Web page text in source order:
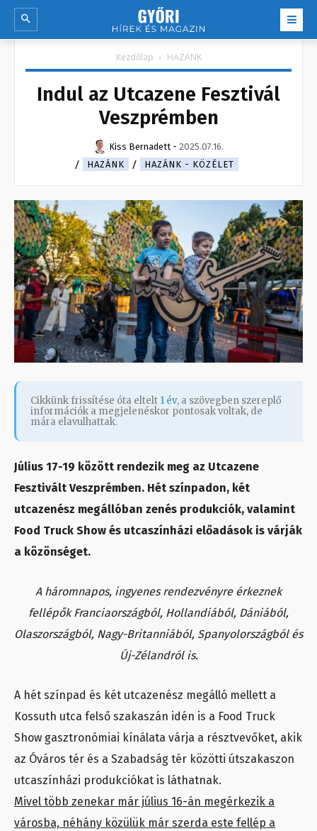
Kezdőlap HAZÁNK
Indul az Utcazene Fesztivál
Veszprémben
Kiss Bernadett - 2025.07.16.
HAZÁNK
HAZÁNK - KÖZÉLET
Cikkünk frissítése óta eltelt 1 év, a szövegben szereplő
információk a megjelenéskor pontosak voltak, de
mára elavulhattak.
Július 17-19 között rendezik meg az Utcazene
Fesztivált Veszprémben. Hét színpadon, két
utcazenész megállóban zenés produkciók, valamint
Food Truck Show és utcaszínházi előadások is várják
a közönséget.
A háromnapos, ingyenes rendezvényre érkeznek
fellépők Franciaországból, Hollandiából, Dániából,
Olaszországból, Nagy-Britanniából, Spanyolországból és
Új-Zélandról is.
A hét színpad és két utcazenész megálló mellett a
Kossuth utca felső szakaszán idén is a Food Truck
Show gasztronómiai kínálata várja a résztvevőket, akik
az Óváros tér és a Szabadság tér közötti útszakaszon
utcaszínházi produkciókat is láthatnak.
Mivel több zenekar már július 16-án megérkezik a
városba, néhány közülük már szerda este fellép a